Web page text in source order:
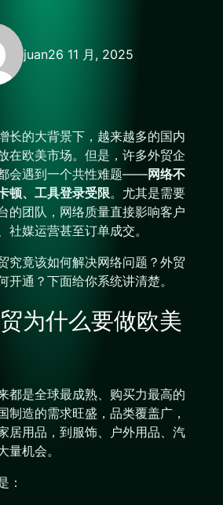
juan26 11 月, 2025
长的大背景下，越来越多的国内
在欧美市场。但是，许多外贸企
会遇到一个共性难题——网络不
顿、工具登录受限。尤其是需要
的团队，网络质量直接影响客户
社媒运营甚至订单成交。
究竟该如何解决网络问题？外贸
开通？下面给你系统讲清楚。
为什么要做欧美
都是全球最成熟、购买力最高的
制造的需求旺盛，品类覆盖广，
居用品，到服饰、户外用品、汽
量机会。
：